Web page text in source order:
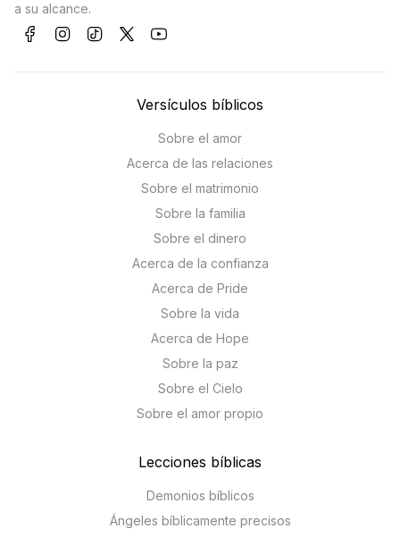
a su alcance.
Versículos bíblicos
Sobre el amor
Acerca de las relaciones
Sobre el matrimonio
Sobre la familia
Sobre el dinero
Acerca de la confianza
Acerca de Pride
Sobre la vida
Acerca de Hope
Sobre la paz
Sobre el Cielo
Sobre el amor propio
Lecciones bíblicas
Demonios bíblicos
Ángeles bíblicamente precisos